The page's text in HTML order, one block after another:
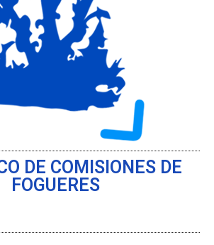
DE COMISIONES DE
FOGUERES